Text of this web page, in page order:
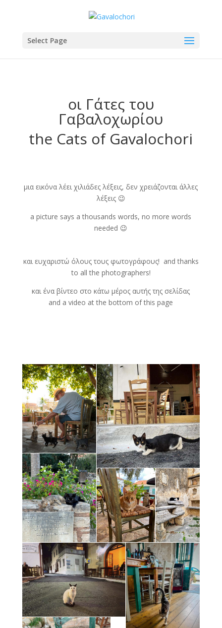
Select Page
οι Γάτες του
Γαβαλοχωρίου
the Cats of Gavalochori
μια εικόνα λέει χιλιάδες λέξεις, δεν χρειάζονται άλλες
λέξεις 😉
a picture says a thousands words, no more words
needed 😉
και ευχαριστώ όλους τους φωτογράφους! and thanks
to all the photographers!
και ένα βίντεο στο κάτω μέρος αυτής της σελίδας
and a video at the bottom of this page